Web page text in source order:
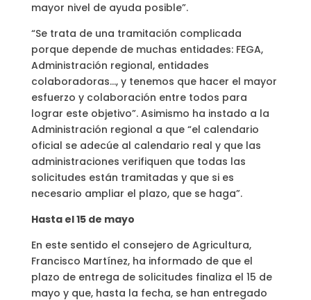
mayor nivel de ayuda posible”.
“Se trata de una tramitación complicada
porque depende de muchas entidades: FEGA,
Administración regional, entidades
colaboradoras…, y tenemos que hacer el mayor
esfuerzo y colaboración entre todos para
lograr este objetivo”. Asimismo ha instado a la
Administración regional a que “el calendario
oficial se adecúe al calendario real y que las
administraciones verifiquen que todas las
solicitudes están tramitadas y que si es
necesario ampliar el plazo, que se haga”.
Hasta el 15 de mayo
En este sentido el consejero de Agricultura,
Francisco Martínez, ha informado de que el
plazo de entrega de solicitudes finaliza el 15 de
mayo y que, hasta la fecha, se han entregado